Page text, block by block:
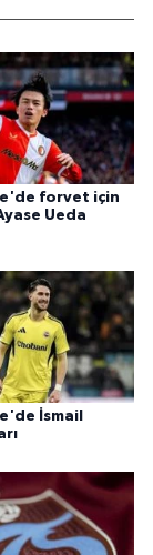
forvet için
Ueda
İsmail